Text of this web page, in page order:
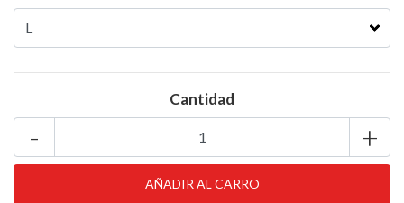
Cantidad
+
-